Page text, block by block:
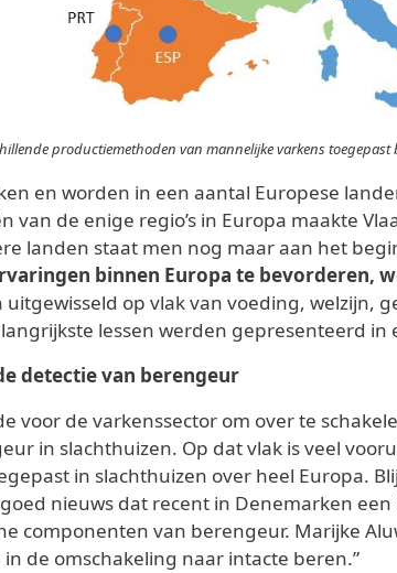
productiemethoden van mannelijke varkens
en worden in een aantal Europese
van de enige regio’s in Europa maakte
landen staat men nog maar aan het
binnen Europa te bevorderen,
op vlak van voeding, welzijn,
lessen werden gepresenteerd in
detectie van berengeur
voor de varkenssector om over te
in slachthuizen. Op dat vlak is veel
in slachthuizen over heel Europa.
goed nieuws dat recent in Denemarken
componenten van berengeur. Marijke
de omschakeling naar intacte beren.”